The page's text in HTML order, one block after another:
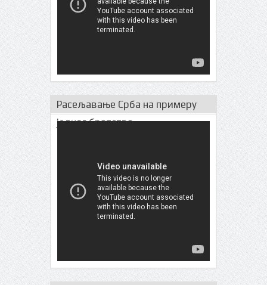
Расељавање Срба на примеру
једног братства